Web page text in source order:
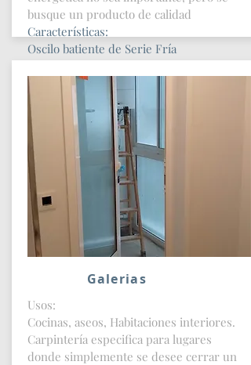
busque un producto de calidad
Características:
Oscilo batiente de Serie Fría
Posibilidad de sistemas de seguridad
Posibilidad de Vidrio se Seguridad
Posibilidad de Vidrio Acústico
Puede soportar hasta 90 kg por hoja
Mas Info
Galerias
Usos:
Cocinas, aseos, Habitaciones interiores.
Carpintería especifica para lugares
donde simplemente se desee cerrar un